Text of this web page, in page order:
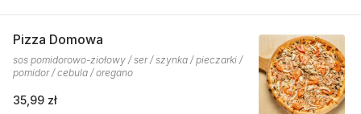
Pizza Domowa
sos pomidorowo-ziołowy / ser / szynka / pieczarki /
pomidor / cebula / oregano
35,99 zł